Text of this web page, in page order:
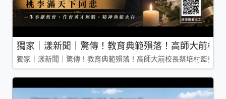
獨家｜漾新聞｜驚傳！教育典範殞落！高師大前校
獨家｜漾新聞｜驚傳！教育典範殞落！高師大前校長蔡培村監委